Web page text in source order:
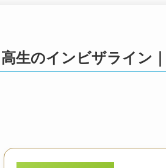
生のインビザライン